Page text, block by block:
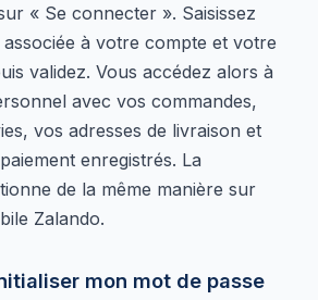
« Se connecter ». Saisissez
à votre compte et votre
validez. Vous accédez alors à
avec vos commandes,
vos adresses de livraison et
enregistrés. La
de la même manière sur
Zalando.
mon mot de passe